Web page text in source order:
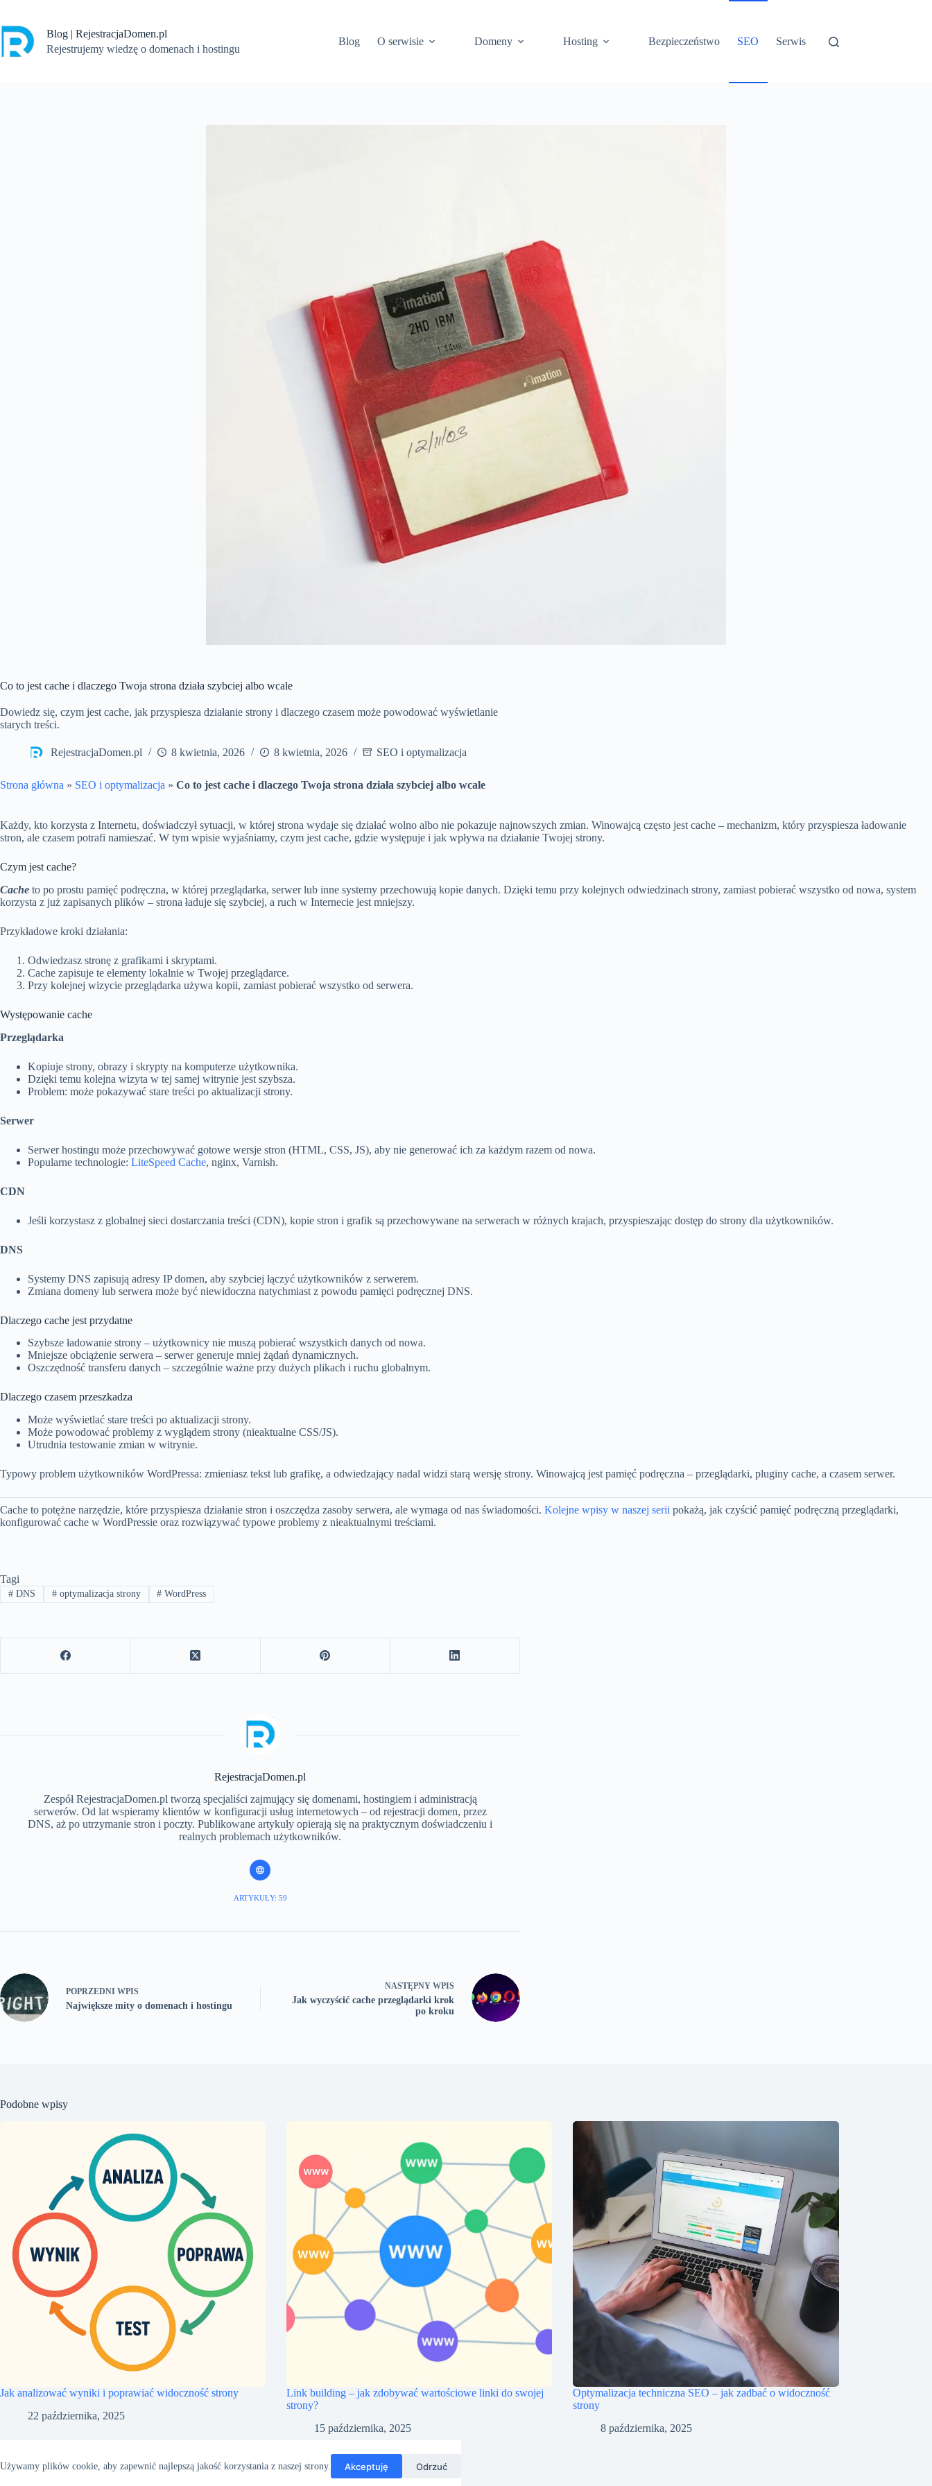
treści
Używamy plików cookie, aby zapewnić najlepszą jakość korzystania z naszej strony. Akceptuję Odrzuć
Blog | RejestracjaDomen.pl
Rejestrujemy wiedzę o domenach i hostingu
Blog O serwisie Domeny Hosting Bezpieczeństwo SEO Serwis
Co to jest cache i dlaczego Twoja strona działa szybciej albo wcale
Dowiedz się, czym jest cache, jak przyspiesza działanie strony i dlaczego czasem może powodować wyświetlanie
starych treści.
RejestracjaDomen.pl 8 kwietnia, 2026 8 kwietnia, 2026 SEO i optymalizacja
Strona główna » SEO i optymalizacja » Co to jest cache i dlaczego Twoja strona działa szybciej albo wcale
Każdy, kto korzysta z Internetu, doświadczył sytuacji, w której strona wydaje się działać wolno albo nie pokazuje najnowszych zmian. Winowajcą często jest cache – mechanizm, który przyspiesza ładowanie
stron, ale czasem potrafi namieszać. W tym wpisie wyjaśniamy, czym jest cache, gdzie występuje i jak wpływa na działanie Twojej strony.
Czym jest cache?
Cache to po prostu pamięć podręczna, w której przeglądarka, serwer lub inne systemy przechowują kopie danych. Dzięki temu przy kolejnych odwiedzinach strony, zamiast pobierać wszystko od nowa, system
korzysta z już zapisanych plików – strona ładuje się szybciej, a ruch w Internecie jest mniejszy.
Przykładowe kroki działania:
Odwiedzasz stronę z grafikami i skryptami.
Cache zapisuje te elementy lokalnie w Twojej przeglądarce.
Przy kolejnej wizycie przeglądarka używa kopii, zamiast pobierać wszystko od serwera.
Występowanie cache
Przeglądarka
Kopiuje strony, obrazy i skrypty na komputerze użytkownika.
Dzięki temu kolejna wizyta w tej samej witrynie jest szybsza.
Problem: może pokazywać stare treści po aktualizacji strony.
Serwer
Serwer hostingu może przechowywać gotowe wersje stron (HTML, CSS, JS), aby nie generować ich za każdym razem od nowa.
Popularne technologie: LiteSpeed Cache, nginx, Varnish.
CDN
Jeśli korzystasz z globalnej sieci dostarczania treści (CDN), kopie stron i grafik są przechowywane na serwerach w różnych krajach, przyspieszając dostęp do strony dla użytkowników.
DNS
Systemy DNS zapisują adresy IP domen, aby szybciej łączyć użytkowników z serwerem.
Zmiana domeny lub serwera może być niewidoczna natychmiast z powodu pamięci podręcznej DNS.
Dlaczego cache jest przydatne
Szybsze ładowanie strony – użytkownicy nie muszą pobierać wszystkich danych od nowa.
Mniejsze obciążenie serwera – serwer generuje mniej żądań dynamicznych.
Oszczędność transferu danych – szczególnie ważne przy dużych plikach i ruchu globalnym.
Dlaczego czasem przeszkadza
Może wyświetlać stare treści po aktualizacji strony.
Może powodować problemy z wyglądem strony (nieaktualne CSS/JS).
Utrudnia testowanie zmian w witrynie.
Typowy problem użytkowników WordPressa: zmieniasz tekst lub grafikę, a odwiedzający nadal widzi starą wersję strony. Winowajcą jest pamięć podręczna – przeglądarki, pluginy cache, a czasem serwer.
Cache to potężne narzędzie, które przyspiesza działanie stron i oszczędza zasoby serwera, ale wymaga od nas świadomości. Kolejne wpisy w naszej serii pokażą, jak czyścić pamięć podręczną przeglądarki,
konfigurować cache w WordPressie oraz rozwiązywać typowe problemy z nieaktualnymi treściami.
Tagi
#DNS #optymalizacja strony # WordPress
RejestracjaDomen.pl
Zespół RejestracjaDomen.pl tworzą specjaliści zajmujący się domenami, hostingiem i administracją
serwerów. Od lat wspieramy klientów w konfiguracji usług internetowych – od rejestracji domen, przez
DNS, aż po utrzymanie stron i poczty. Publikowane artykuły opierają się na praktycznym doświadczeniu i
realnych problemach użytkowników.
ARTYKUŁY: 59
POPRZEDNI WPIS
Największe mity o domenach i hostingu
NASTĘPNY WPIS
Jak wyczyścić cache przeglądarki krok
po kroku
Podobne wpisy
Jak analizować wyniki i poprawiać widoczność strony
22 października, 2025
Link building – jak zdobywać wartościowe linki do swojej
strony?
15 października, 2025
Optymalizacja techniczna SEO – jak zadbać o widoczność
strony
8 października, 2025